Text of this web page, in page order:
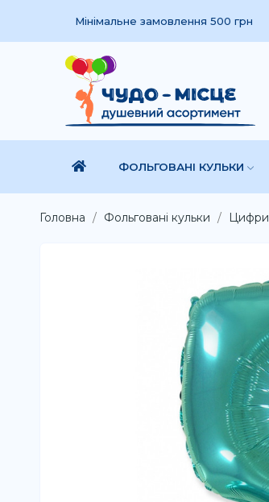
Мінімальне замовлення 500 грн
ФОЛЬГОВАНІ КУЛЬКИ
Головна Фольговані кульки Цифри